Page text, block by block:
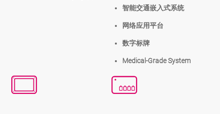
智能交通嵌入式系统
网络应用平台
数字标牌
Medical-Grade System